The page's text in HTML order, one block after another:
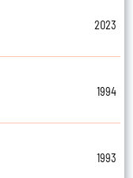
2023
1994
1993